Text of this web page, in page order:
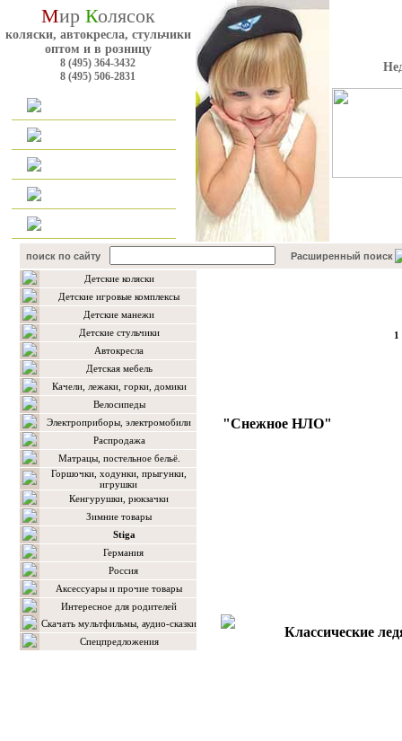
Мир Колясок
коляски, автокресла, стульчики
оптом и в розницу
8 (495) 364-3432
8 (495) 506-2831
поиск по сайту Расширенный поиск
Детские коляски
Детские игровые комплексы
Детские манежи
Детские стульчики
Автокресла
Детская мебель
Качели, лежаки, горки, домики
Велосипеды
Электроприборы, электромобили
Распродажа
Матрацы, постельное бельё.
Горшочки, ходунки, прыгунки,
игрушки
Кенгурушки, рюкзачки
Зимние товары
Stiga
Германия
Россия
Аксессуары и прочие товары
Интересное для родителей
Скачать мультфильмы, аудио-сказки
Спецпредложения
1
"Снежное НЛО"
Классические